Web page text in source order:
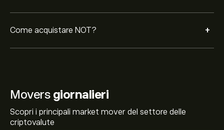
Come acquistare NOT? +
Movers giornalieri
Scopri i principali market mover del settore delle
criptovalute